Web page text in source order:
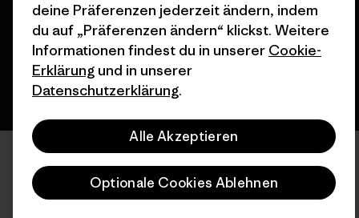
Deutsch
deine Präferenzen jederzeit ändern, indem
du auf „Präferenzen ändern“ klickst. Weitere
Informationen findest du in unserer Cookie-
Erklärung und in unserer
Datenschutzerklärung.
Alle Akzeptieren
Optionale Cookies Ablehnen